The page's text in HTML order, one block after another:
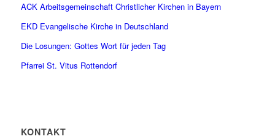
ACK Arbeitsgemeinschaft Christlicher Kirchen in Bayern
EKD Evangelische Kirche in Deutschland
Die Losungen: Gottes Wort für jeden Tag
Pfarrei St. Vitus Rottendorf
KONTAKT